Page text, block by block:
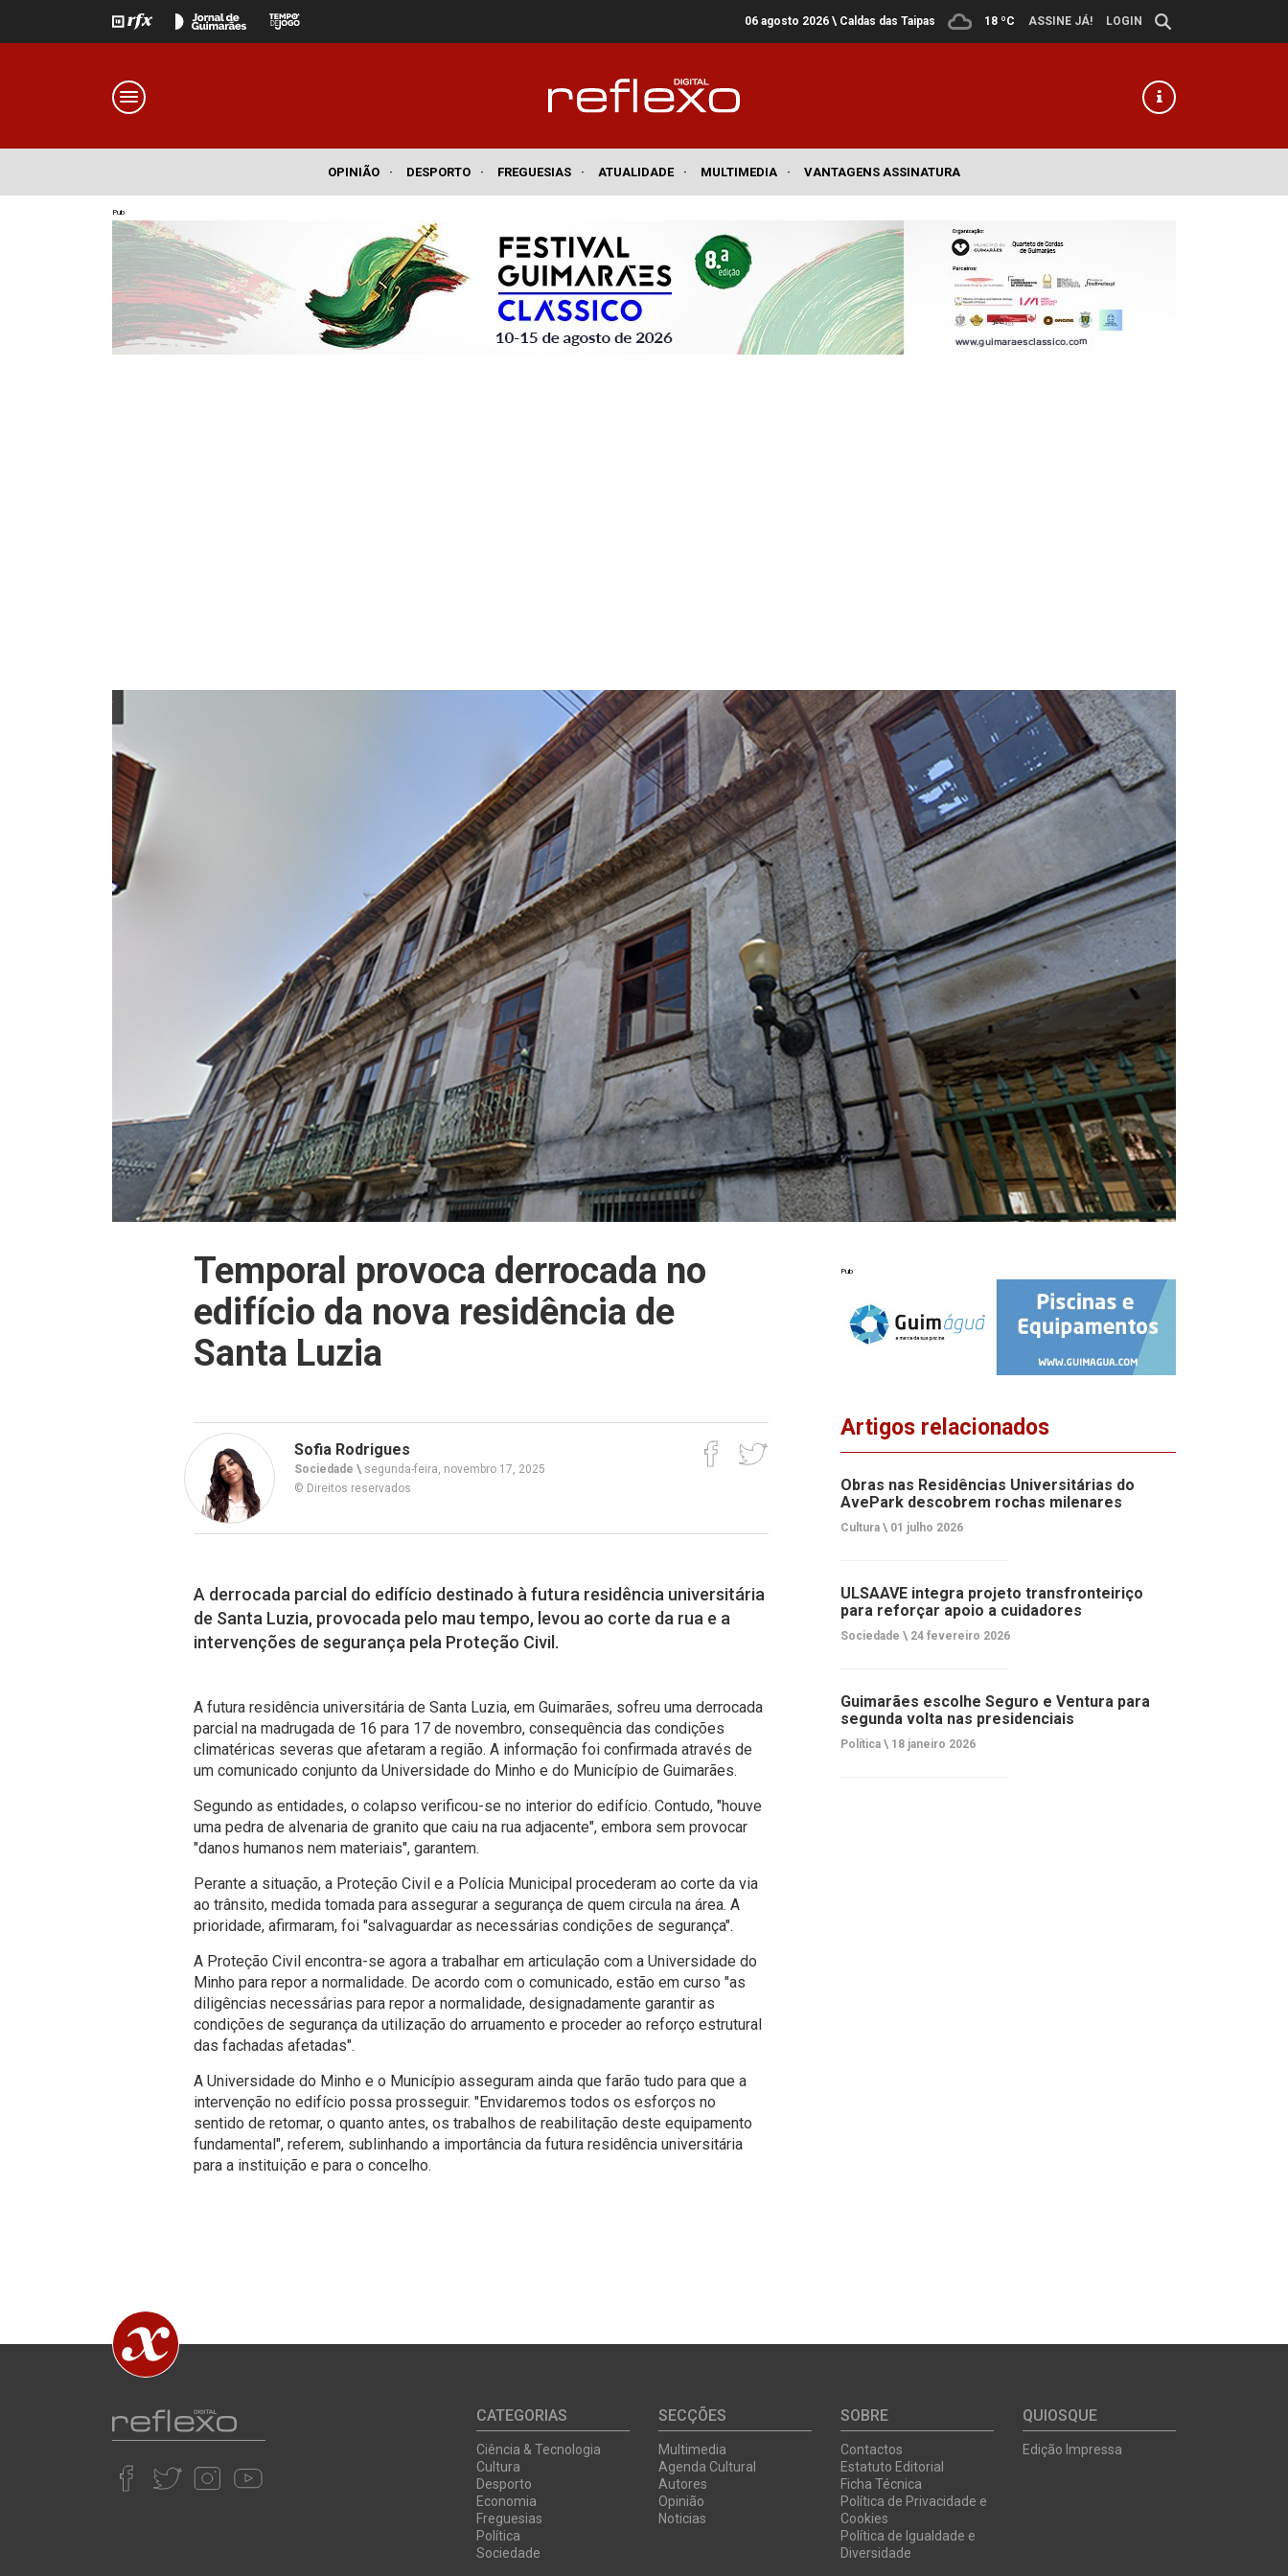
06 agosto 2026 \ Caldas das Taipas 18 ºC ASSINE JÁ! LOGIN
OPINIÃO · DESPORTO · FREGUESIAS · ATUALIDADE · MULTIMEDIA · VANTAGENS ASSINATURA
Pub
Temporal provoca derrocada no
edifício da nova residência de
Santa Luzia
Sofia Rodrigues
Sociedade \ segunda-feira, novembro 17, 2025
© Direitos reservados
A derrocada parcial do edifício destinado à futura residência universitária
de Santa Luzia, provocada pelo mau tempo, levou ao corte da rua e a
intervenções de segurança pela Proteção Civil.
A futura residência universitária de Santa Luzia, em Guimarães, sofreu uma derrocada
parcial na madrugada de 16 para 17 de novembro, consequência das condições
climatéricas severas que afetaram a região. A informação foi confirmada através de
um comunicado conjunto da Universidade do Minho e do Município de Guimarães.
Segundo as entidades, o colapso verificou-se no interior do edifício. Contudo, "houve
uma pedra de alvenaria de granito que caiu na rua adjacente", embora sem provocar
"danos humanos nem materiais", garantem.
Perante a situação, a Proteção Civil e a Polícia Municipal procederam ao corte da via
ao trânsito, medida tomada para assegurar a segurança de quem circula na área. A
prioridade, afirmaram, foi "salvaguardar as necessárias condições de segurança".
A Proteção Civil encontra-se agora a trabalhar em articulação com a Universidade do
Minho para repor a normalidade. De acordo com o comunicado, estão em curso "as
diligências necessárias para repor a normalidade, designadamente garantir as
condições de segurança da utilização do arruamento e proceder ao reforço estrutural
das fachadas afetadas".
A Universidade do Minho e o Município asseguram ainda que farão tudo para que a
intervenção no edifício possa prosseguir. "Envidaremos todos os esforços no
sentido de retomar, o quanto antes, os trabalhos de reabilitação deste equipamento
fundamental", referem, sublinhando a importância da futura residência universitária
para a instituição e para o concelho.
Pub
Artigos relacionados
Obras nas Residências Universitárias do
AvePark descobrem rochas milenares
Cultura \ 01 julho 2026
ULSAAVE integra projeto transfronteiriço
para reforçar apoio a cuidadores
Sociedade \ 24 fevereiro 2026
Guimarães escolhe Seguro e Ventura para
segunda volta nas presidenciais
Política \ 18 janeiro 2026
CATEGORIAS
Ciência & Tecnologia
Cultura
Desporto
Economia
Freguesias
Política
Sociedade
SECÇÕES
Multimedia
Agenda Cultural
Autores
Opinião
Noticias
SOBRE
Contactos
Estatuto Editorial
Ficha Técnica
Política de Privacidade e
Cookies
Política de Igualdade e
Diversidade
QUIOSQUE
Edição Impressa